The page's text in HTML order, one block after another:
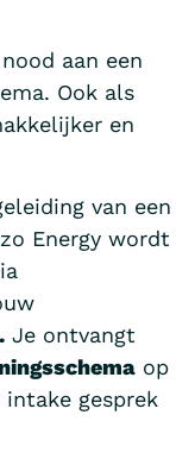
aan een
Ook als
en
van een
Energy wordt
Je ontvangt
op
gesprek